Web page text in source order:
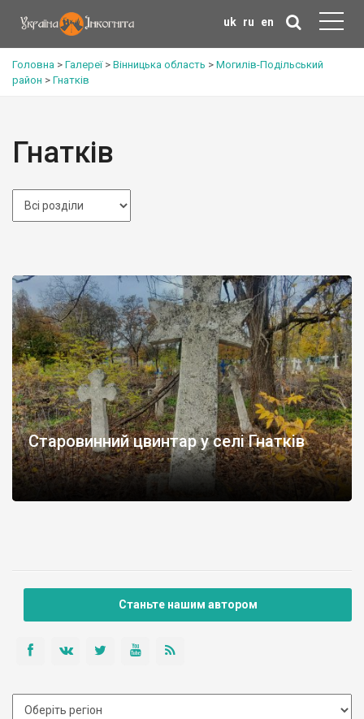
uk ru en
Головна > Галереї> Вінницька область > Могилів-Подільський
район > Гнатків
Гнатків
Старовинний цвинтар у селі Гнатків
Станьте нашим автором